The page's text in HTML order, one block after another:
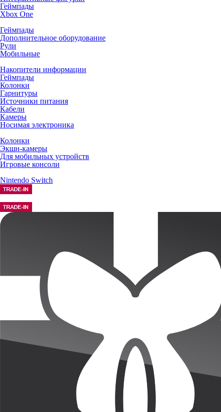
Геймпады
Xbox One
Геймпады
Дополнительное оборудование
Рули
Мобильные
Накопители информации
Геймпады
Колонки
Гарнитуры
Источники питания
Кабели
Камеры
Носимая электроника
Колонки
Экшн-камеры
Для мобильных устройств
Игровые консоли
Nintendo Switch